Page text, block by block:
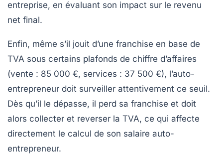
entreprise, en évaluant son impact sur le revenu
net final.
Enfin, même s’il jouit d’une franchise en base de
TVA sous certains plafonds de chiffre d’affaires
(vente : 85 000 €, services : 37 500 €), l’auto-
entrepreneur doit surveiller attentivement ce seuil.
Dès qu’il le dépasse, il perd sa franchise et doit
alors collecter et reverser la TVA, ce qui affecte
directement le calcul de son salaire auto-
entrepreneur.